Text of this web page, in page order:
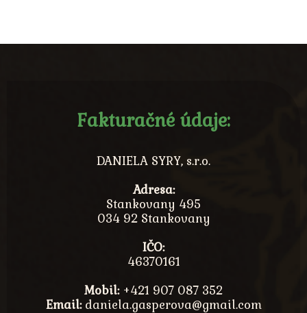
Fakturačné údaje:
DANIELA SYRY, s.r.o.
Adresa:
Stankovany 495
034 92 Stankovany
IČO:
46370161
Mobil:+421 907 087 352
Email:daniela.gasperova@gmail.com